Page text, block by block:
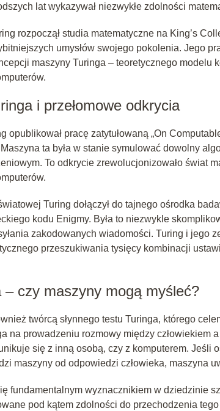
lat wykazywał niezwykłe zdolności
rozpoczął studia matematyczne na King’s
umysłów swojego pokolenia. Jego
maszyny Turinga – teoretycznego modelu
i przełomowe odkrycia
opublikował pracę zatytułowaną „On
ta była w stanie symulować dowolny
To odkrycie zrewolucjonizowało świat
Turing dołączył do tajnego ośrodka
kodu Enigmy. Była to niezwykle
zakodowanych wiadomości. Turing i jego
przeszukiwania tysięcy kombinacji
– czy maszyny mogą myśleć?
twórcą słynnego testu Turinga, którego
na prowadzeniu rozmowy między człowiekiem
się z inną osobą, czy z komputerem. Jeśli
maszyny od odpowiedzi człowieka, maszyna
fundamentalnym wyznacznikiem w dziedzinie
pod kątem zdolności do przechodzenia